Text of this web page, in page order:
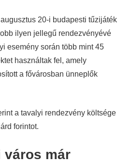
20-i budapesti tűzijáték
ilyen jellegű rendezvényévé
esemény során több mint 45
használtak fel, amely
a fővárosban ünneplők
a tavalyi rendezvény költsége
forintot.
város már